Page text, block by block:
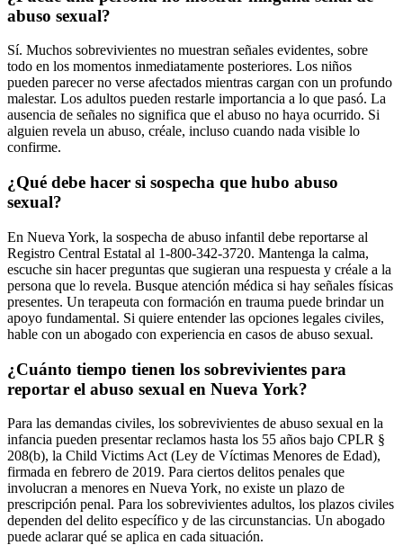
abuso sexual?
Sí. Muchos sobrevivientes no muestran señales evidentes, sobre
todo en los momentos inmediatamente posteriores. Los niños
pueden parecer no verse afectados mientras cargan con un profundo
malestar. Los adultos pueden restarle importancia a lo que pasó. La
ausencia de señales no significa que el abuso no haya ocurrido. Si
alguien revela un abuso, créale, incluso cuando nada visible lo
confirme.
¿Qué debe hacer si sospecha que hubo abuso
sexual?
En Nueva York, la sospecha de abuso infantil debe reportarse al
Registro Central Estatal al 1-800-342-3720. Mantenga la calma,
escuche sin hacer preguntas que sugieran una respuesta y créale a la
persona que lo revela. Busque atención médica si hay señales físicas
presentes. Un terapeuta con formación en trauma puede brindar un
apoyo fundamental. Si quiere entender las opciones legales civiles,
hable con un abogado con experiencia en casos de abuso sexual.
¿Cuánto tiempo tienen los sobrevivientes para
reportar el abuso sexual en Nueva York?
Para las demandas civiles, los sobrevivientes de abuso sexual en la
infancia pueden presentar reclamos hasta los 55 años bajo CPLR §
208(b), la Child Victims Act (Ley de Víctimas Menores de Edad),
firmada en febrero de 2019. Para ciertos delitos penales que
involucran a menores en Nueva York, no existe un plazo de
prescripción penal. Para los sobrevivientes adultos, los plazos civiles
dependen del delito específico y de las circunstancias. Un abogado
puede aclarar qué se aplica en cada situación.